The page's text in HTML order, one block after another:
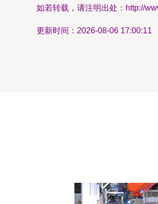
如若转载，请注明出处：http://
更新时间：2026-08-06 17:00:11